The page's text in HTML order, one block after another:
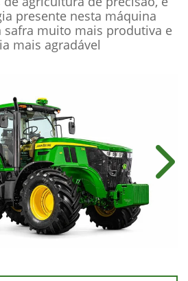
presente nesta máquina
safra muito mais produtiva e
mais agradável